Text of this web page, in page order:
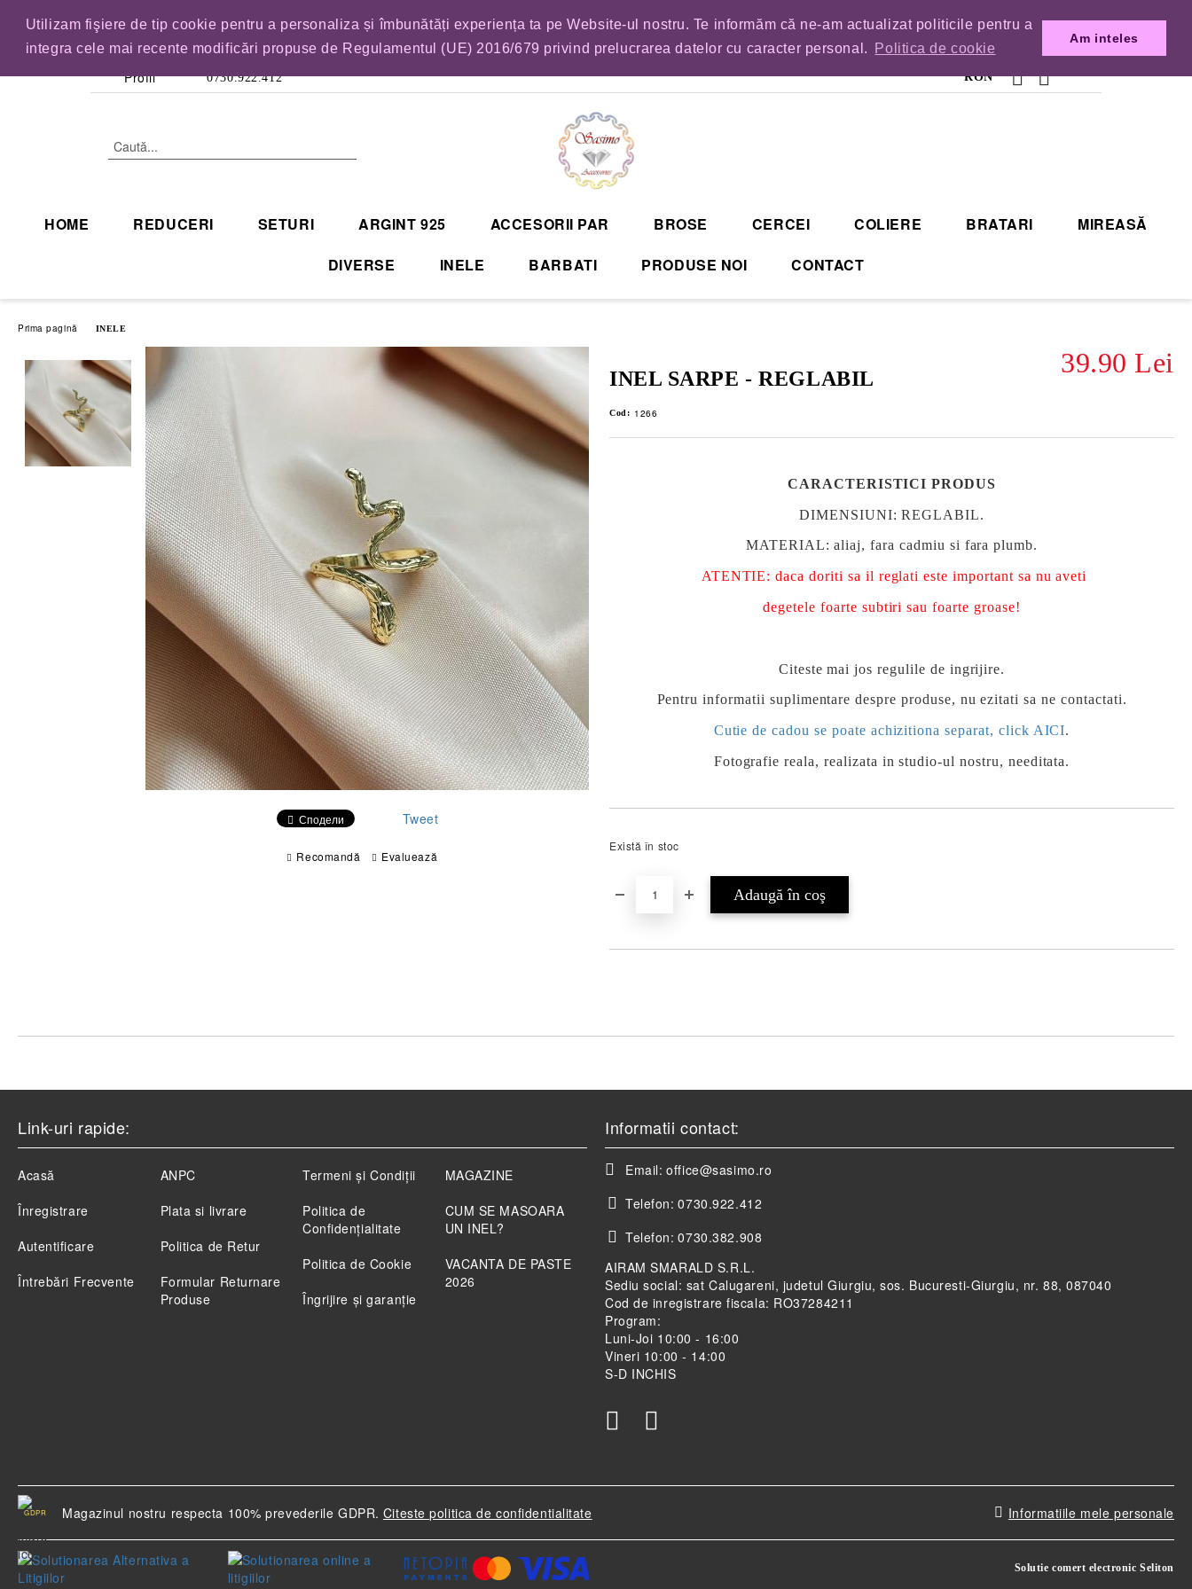
Utilizam fişiere de tip cookie pentru a personaliza și îmbunătăți experiența ta pe Website-ul nostru. Te informăm că ne-am actualizat politicile pentru a
integra cele mai recente modificări propuse de Regulamentul (UE) 2016/679 privind prelucrarea datelor cu caracter personal.
Politica de cookie
Am inteles
IN CURAND INCHIDEM LISTA DE COMENZI PENTRU SFANTA MARIA. VA RUGAM SA VA PLASATI COMENZILE DIN TIMP.
Profil 0730.922.412 RON
HOME REDUCERI SETURI ARGINT 925 ACCESORII PAR BROSE CERCEI COLIERE BRATARI
MIREASĂ
DIVERSE
INELE BARBATI PRODUSE NOI CONTACT
Prima pagină INELE
INEL SARPE - REGLABIL 39.90 Lei
Cod: 1266
CARACTERISTICI PRODUS
DIMENSIUNI: REGLABIL.
MATERIAL: aliaj, fara cadmiu si fara plumb.
ATENTIE: daca doriti sa il reglati este important sa nu aveti
degetele foarte subtiri sau foarte groase!
Citeste mai jos regulile de ingrijire.
Pentru informatii suplimentare despre produse, nu ezitati sa ne contactati.
Cutie de cadou se poate achizitiona separat, click AICI.
Fotografie reala, realizata in studio-ul nostru, needitata.
Există în stoc
Сподели Tweet
Recomandă Evaluează
Link-uri rapide:
Acasă
Înregistrare
Autentificare
Întrebări Frecvente
ANPC
Plata si livrare
Politica de Retur
Formular Returnare
Produse
Termeni și Condiții
Politica de
Confidenţialitate
Politica de Cookie
Îngrijire și garanție
MAGAZINE
CUM SE MASOARA
UN INEL?
VACANTA DE PASTE
2026
Informatii contact:
Email: office@sasimo.ro
Telefon: 0730.922.412
Telefon: 0730.382.908
AIRAM SMARALD S.R.L.
Sediu social: sat Calugareni, judetul Giurgiu, sos. Bucuresti-Giurgiu, nr. 88, 087040
Cod de inregistrare fiscala: RO37284211
Program:
Luni-Joi 10:00 - 16:00
Vineri 10:00 - 14:00
S-D INCHIS
GDPR Magazinul nostru respecta 100% prevederile GDPR. Citeste politica de confidentialitate Informatiile mele personale
Solutie comert electronic Seliton